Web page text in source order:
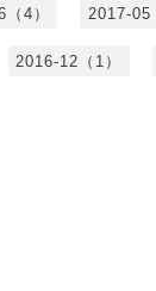
4） 2017-05
2016-12（1）